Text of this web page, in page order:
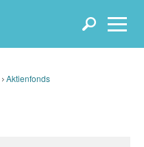
Aktienfonds